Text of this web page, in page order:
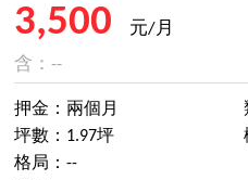
3,500
元/月
含：--
押金：兩個月
坪數：1.97坪
格局：--